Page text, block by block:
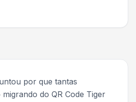
por que tantas
do QR Code Tiger